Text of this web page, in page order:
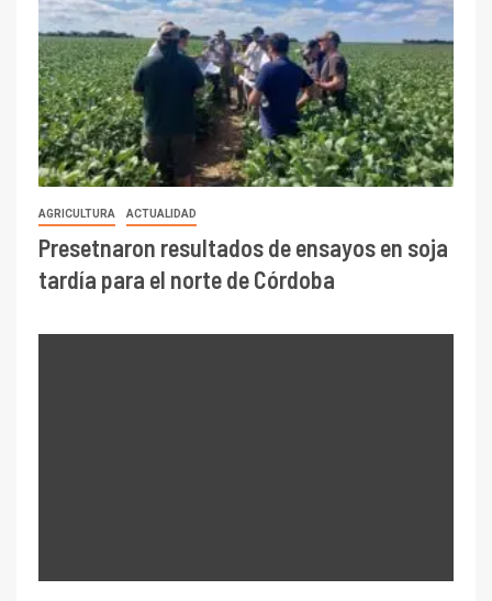
AGRICULTURA ACTUALIDAD
Presetnaron resultados de ensayos en soja
tardía para el norte de Córdoba